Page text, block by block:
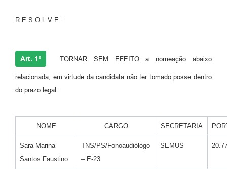
R E S O L V E :
Art. 1º TORNAR SEM EFEITO a nomeação abaixo
relacionada, em virtude da candidata não ter tomado posse dentro
do prazo legal:
NOME CARGO SECRETARIA
Sara Marina
Santos Faustino
TNS/PS/Fonoaudiólogo
– E-23
SEMUS